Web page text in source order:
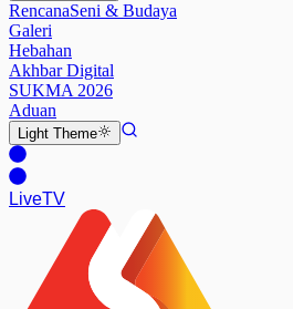
RencanaSeni & Budaya
Galeri
Hebahan
Akhbar Digital
SUKMA 2026
Aduan
Light Theme
LiveTV